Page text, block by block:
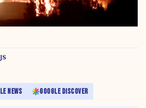
NEWS GOOGLE DISCOVER